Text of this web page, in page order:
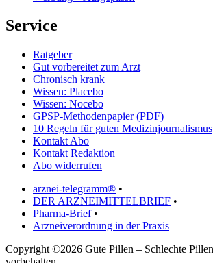
Service
Ratgeber
Gut vorbereitet zum Arzt
Chronisch krank
Wissen: Placebo
Wissen: Nocebo
GPSP-Methodenpapier (PDF)
10 Regeln für guten Medizinjournalismus
Kontakt Abo
Kontakt Redaktion
Abo widerrufen
arznei-telegramm® •
DER ARZNEIMITTELBRIEF •
Pharma-Brief•
Arzneiverordnung in der Praxis
Copyright ©2026 Gute Pillen – Schlechte